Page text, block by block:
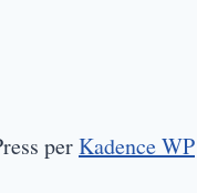
perKadence WP